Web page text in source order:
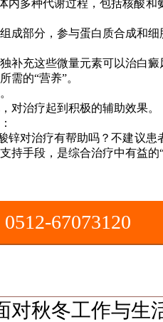
多种代谢过程，包括核酸和
部分，参与蛋白质合成和细
充这些微量元素可以治白癜
的“营养”。
治疗起到积极的辅助效果。
对治疗有帮助吗？不建议患
持手段，是综合治疗中有益的“
0512-67073120
对秋冬工作与生